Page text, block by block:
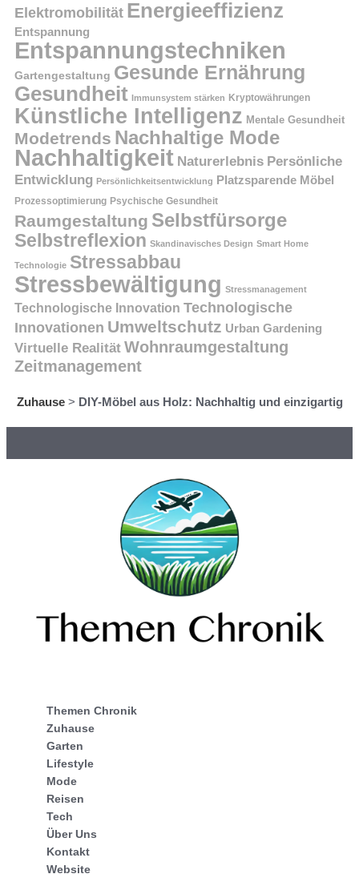
Elektromobilität Energieeffizienz
Entspannung
Entspannungstechniken
Gartengestaltung Gesunde Ernährung
Gesundheit Immunsystem stärken Kryptowährungen
Künstliche Intelligenz Mentale Gesundheit
Modetrends Nachhaltige Mode
Nachhaltigkeit Naturerlebnis Persönliche
Entwicklung Persönlichkeitsentwicklung Platzsparende Möbel
Prozessoptimierung Psychische Gesundheit
Raumgestaltung Selbstfürsorge
Selbstreflexion Skandinavisches Design Smart Home
Technologie Stressabbau
Stressbewältigung Stressmanagement
Technologische Innovation Technologische
Innovationen Umweltschutz Urban Gardening
Virtuelle Realität Wohnraumgestaltung
Zeitmanagement
Zuhause> DIY-Möbel aus Holz: Nachhaltig und einzigartig
Themen Chronik
Zuhause
Garten
Lifestyle
Mode
Reisen
Tech
Über Uns
Kontakt
Website